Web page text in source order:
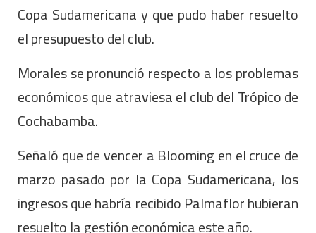
Copa Sudamericana y que pudo haber resuelto
el presupuesto del club.
Morales se pronunció respecto a los problemas
económicos que atraviesa el club del Trópico de
Cochabamba.
Señaló que de vencer a Blooming en el cruce de
marzo pasado por la Copa Sudamericana, los
ingresos que habría recibido Palmaflor hubieran
resuelto la gestión económica este año.